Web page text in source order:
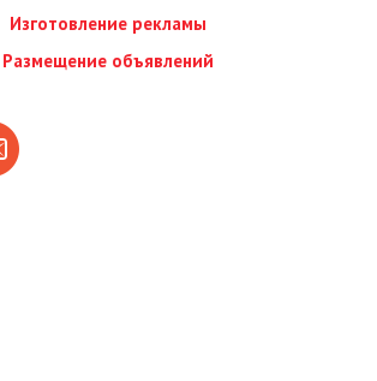
Изготовление рекламы
Размещение объявлений